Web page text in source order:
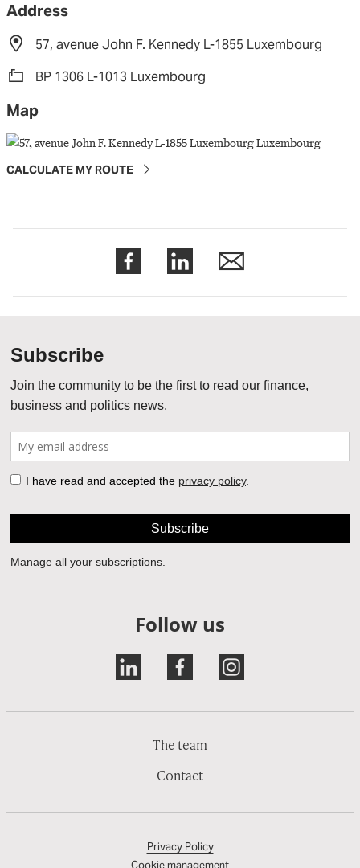
Address
57, avenue John F. Kennedy L-1855 Luxembourg
BP 1306 L-1013 Luxembourg
Map
CALCULATE MY ROUTE
Follow us
The team
Contact
Privacy Policy
Cookie management